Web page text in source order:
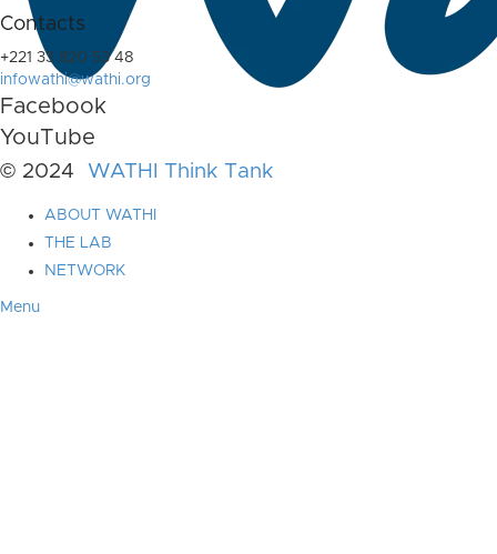
Contacts
+221 33 820 53 48
infowathi@wathi.org
Facebook
YouTube
© 2024 WATHI Think Tank
ABOUT WATHI
THE LAB
NETWORK
Menu